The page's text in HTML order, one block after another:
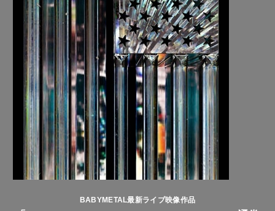
BABYMETAL最新ライブ映像作品